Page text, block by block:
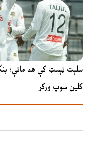
سلېټ ټېسټ کې هم ماتې؛
کلین سوپ ورکړ